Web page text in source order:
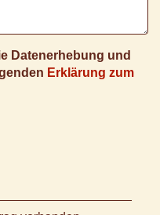
Datenerhebung und
Erklärung zum